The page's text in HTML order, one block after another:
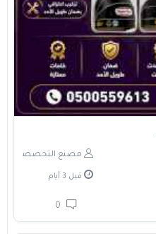
مصنع التخصصي
قبل 3 أيام